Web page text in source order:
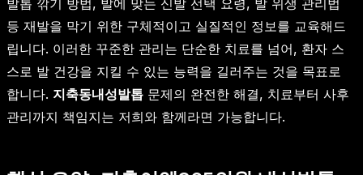
발톱 깎기 방법, 발에 맞는 신발 선택 요령, 발 위생 관리법
등 재발을 막기 위한 구체적이고 실질적인 정보를 교육해드
립니다. 이러한 꾸준한 관리는 단순한 치료를 넘어, 환자 스
스로 발 건강을 지킬 수 있는 능력을 길러주는 것을 목표로
합니다. 지축동내성발톱 문제의 완전한 해결, 치료부터 사후
관리까지 책임지는 저희와 함께라면 가능합니다.